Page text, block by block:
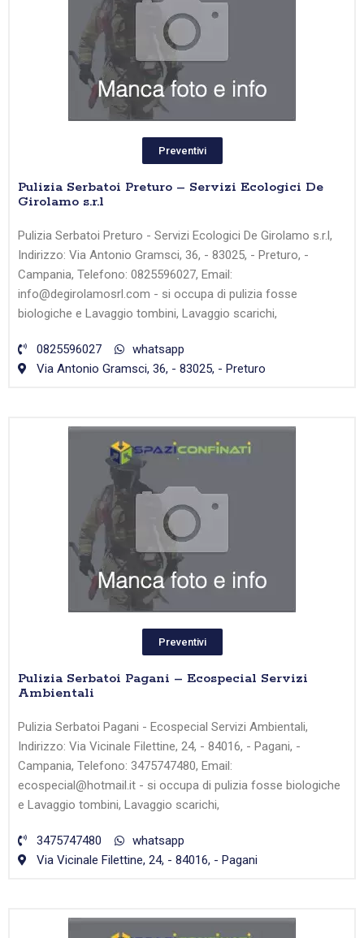
Preventivi
Pulizia Serbatoi Preturo – Servizi Ecologici De
Girolamo s.r.l
Pulizia Serbatoi Preturo - Servizi Ecologici De Girolamo s.r.l,
Indirizzo: Via Antonio Gramsci, 36, - 83025, - Preturo, -
Campania, Telefono: 0825596027, Email:
info@degirolamosrl.com - si occupa di pulizia fosse
biologiche e Lavaggio tombini, Lavaggio scarichi,
0825596027
whatsapp
Via Antonio Gramsci, 36, - 83025, - Preturo
Preventivi
Pulizia Serbatoi Pagani – Ecospecial Servizi
Ambientali
Pulizia Serbatoi Pagani - Ecospecial Servizi Ambientali,
Indirizzo: Via Vicinale Filettine, 24, - 84016, - Pagani, -
Campania, Telefono: 3475747480, Email:
ecospecial@hotmail.it - si occupa di pulizia fosse biologiche
e Lavaggio tombini, Lavaggio scarichi,
3475747480
whatsapp
Via Vicinale Filettine, 24, - 84016, - Pagani